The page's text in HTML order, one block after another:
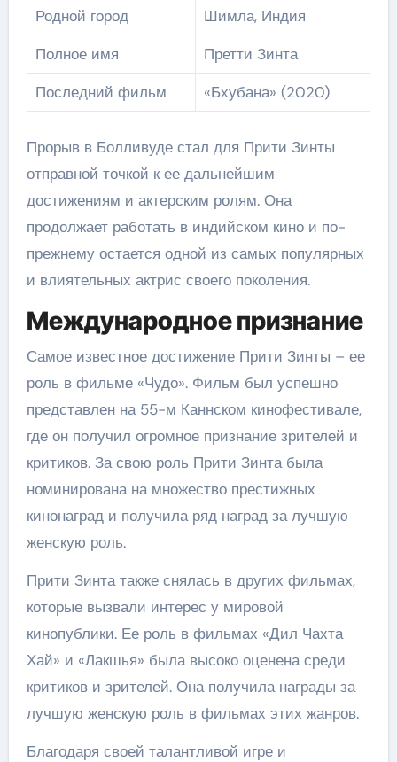
Родной город
Шимла, Индия
Полное имя
Претти Зинта
Последний фильм
«Бхубана» (2020)
Прорыв в Болливуде стал для Прити Зинты
отправной точкой к ее дальнейшим
достижениям и актерским ролям. Она
продолжает работать в индийском кино и по-
прежнему остается одной из самых популярных
и влиятельных актрис своего поколения.
Международное признание
Самое известное достижение Прити Зинты – ее
роль в фильме «Чудо». Фильм был успешно
представлен на 55-м Каннском кинофестивале,
где он получил огромное признание зрителей и
критиков. За свою роль Прити Зинта была
номинирована на множество престижных
кинонаград и получила ряд наград за лучшую
женскую роль.
Прити Зинта также снялась в других фильмах,
которые вызвали интерес у мировой
кинопублики. Ее роль в фильмах «Дил Чахта
Хай» и «Лакшья» была высоко оценена среди
критиков и зрителей. Она получила награды за
лучшую женскую роль в фильмах этих жанров.
Благодаря своей талантливой игре и